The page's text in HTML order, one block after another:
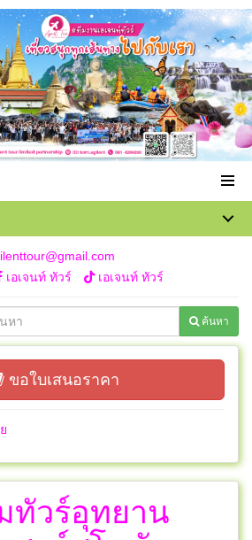
เอเจนท์ ทัวร์ เอเจนท์ ทัวร์
ค้นหา
ขอใบเสนอราคา
ทัวร์อุทยาน